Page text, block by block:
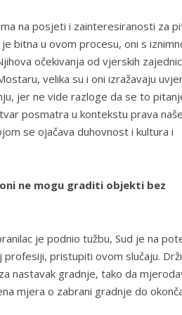
na posjeti i zainteresiranosti za
bitna u ovom procesu, oni s
očekivanja od vjerskih
velika su i oni izražavaju
jer ne vide razloge da se to
posmatra u kontekstu prava naše
se ojačava duhovnost i kultura i
ne mogu graditi objekti bez
je podnio tužbu, Sud je na
pristupiti ovom slučaju.
nastavak gradnje, tako da
mjera o zabrani gradnje do